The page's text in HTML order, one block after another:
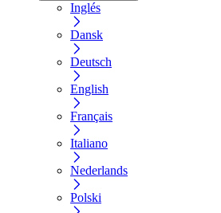
Inglés
Dansk
Deutsch
English
Français
Italiano
Nederlands
Polski